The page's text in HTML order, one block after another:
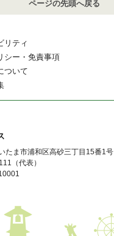
ページの先頭へ戻る
リティ
シー・免責事項
ついて
たま市浦和区高砂三丁目15番1号
（代表）